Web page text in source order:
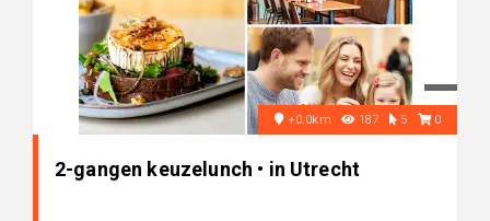
+0.0km 187 5 0
2-gangen keuzelunch • in Utrecht